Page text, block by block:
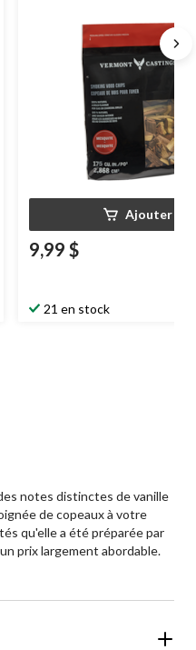
Ajouter
9,99 $
21 en stock
notes distinctes de vanille
de copeaux à votre
qu'elle a été préparée par
prix largement abordable.